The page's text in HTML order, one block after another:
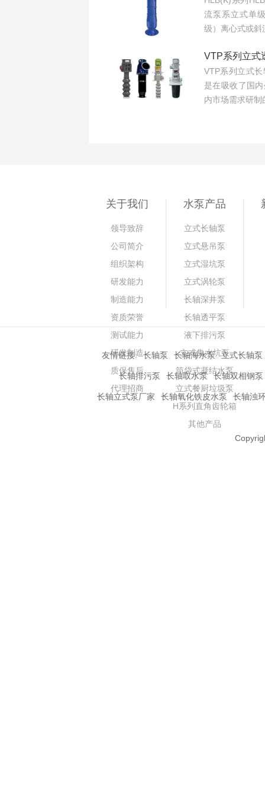
流泵系立式单
级）离心式或斜
VTP系列立式
VTP系列立式
是在吸收了国
内市场需求研
关于我们
领导致辞
公司简介
组织架构
研发能力
制造能力
资质荣誉
测试能力
研发制造
质保售后
代理招商
水泵产品
立式长轴泵
立式悬吊泵
立式湿坑泵
立式涡轮泵
长轴深井泵
长轴透平泵
液下排污泵
立式集水坑泵
筒袋式凝结水泵
立式餐厨垃圾泵
H系列直角齿轮箱
其他产品
友情链接: 长轴泵 长轴海水泵 立式长轴泵
长轴排污泵 长轴取水泵 长轴双相钢泵
长轴立式泵厂家 长轴氧化铁皮水泵 长轴浊